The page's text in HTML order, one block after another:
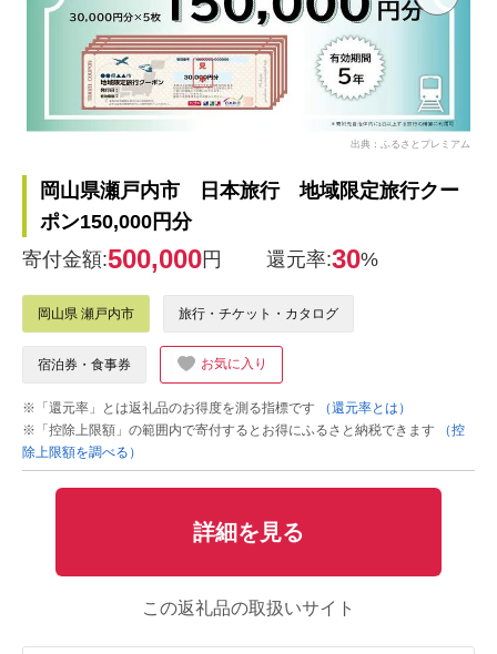
出典：ふるさとプレミアム
岡山県瀬戸内市 日本旅行 地域限定旅行クー
ポン150,000円分
寄付金額:500,000円 還元率:30%
岡山県 瀬戸内市 旅行・チケット・カタログ
宿泊券・食事券 お気に入り
※「還元率」とは返礼品のお得度を測る指標です
（還元率とは）
※「控除上限額」の範囲内で寄付するとお得にふるさと納税できます
（控
除上限額を調べる）
詳細を見る
この返礼品の取扱いサイト